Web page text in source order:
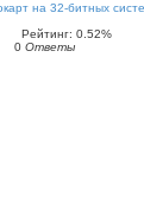
на 32-битных
Рейтинг: 0.52%
0 Ответы